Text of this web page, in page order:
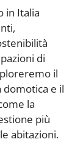
in Italia
di
il
e il
la
più
abitazioni.